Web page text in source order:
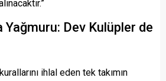
Yağmuru: Dev Kulüpler de
ihlal eden tek takımın